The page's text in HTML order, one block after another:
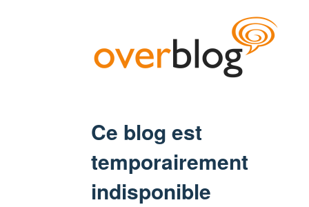
Ce blog est
temporairement
indisponible